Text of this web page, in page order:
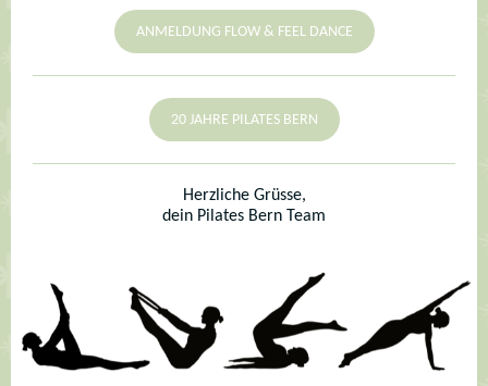
ANMELDUNG FLOW & FEEL DANCE
20 JAHRE PILATES BERN
Herzliche Grüsse,
dein Pilates Bern Team